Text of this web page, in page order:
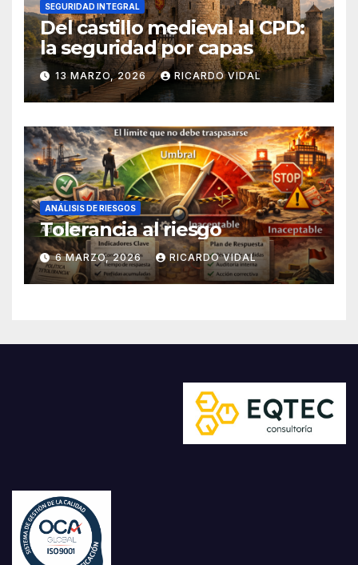
SEGURIDAD INTEGRAL
Del castillo medieval al CPD:
la seguridad por capas
13 MARZO, 2026 RICARDO VIDAL
ANÁLISIS DE RIESGOS
Tolerancia al riesgo
6 MARZO, 2026 RICARDO VIDAL